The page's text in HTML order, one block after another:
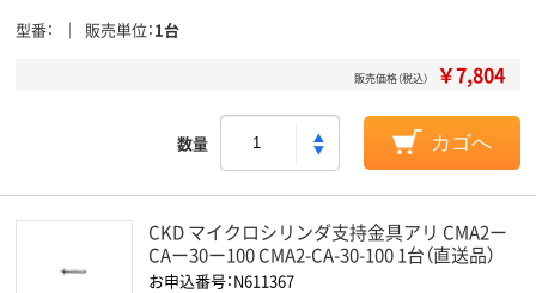
型番 販売単位 1台
販売価格（税込） ￥7,804
数量 カゴへ
CKD マイクロシリンダ支持金具アリ CMA2ー
CAー30ー100 CMA2-CA-30-100 1台（直送品）
お申込番号：N611367